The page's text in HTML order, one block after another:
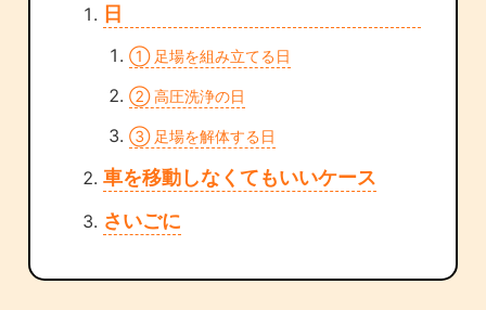
日
① 足場を組み立てる日
② 高圧洗浄の日
③ 足場を解体する日
車を移動しなくてもいいケース
さいごに